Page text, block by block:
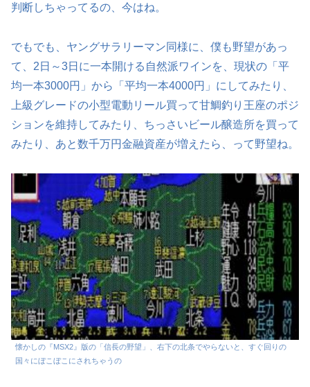
判断しちゃってるの、今はね。
でもでも、ヤングサラリーマン同様に、僕も野望があっ
て、2日～3日に一本開ける自然派ワインを、現状の「平
均一本3000円」から「平均一本4000円」にしてみたり、
上級グレードの小型電動リール買って甘鯛釣り王座のポジ
ションを維持してみたり、ちっさいビール醸造所を買って
みたり、あと数千万円金融資産が増えたら、って野望ね。
懐かしの『MSX2』版の「信長の野望」、右下の北条でやらないと、すぐ回りの
国々にぼこぼこにされちゃうの